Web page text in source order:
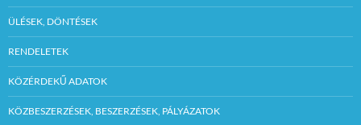
ÜLÉSEK, DÖNTÉSEK
RENDELETEK
KÖZÉRDEKŰ ADATOK
KÖZBESZERZÉSEK, BESZERZÉSEK, PÁLYÁZATOK